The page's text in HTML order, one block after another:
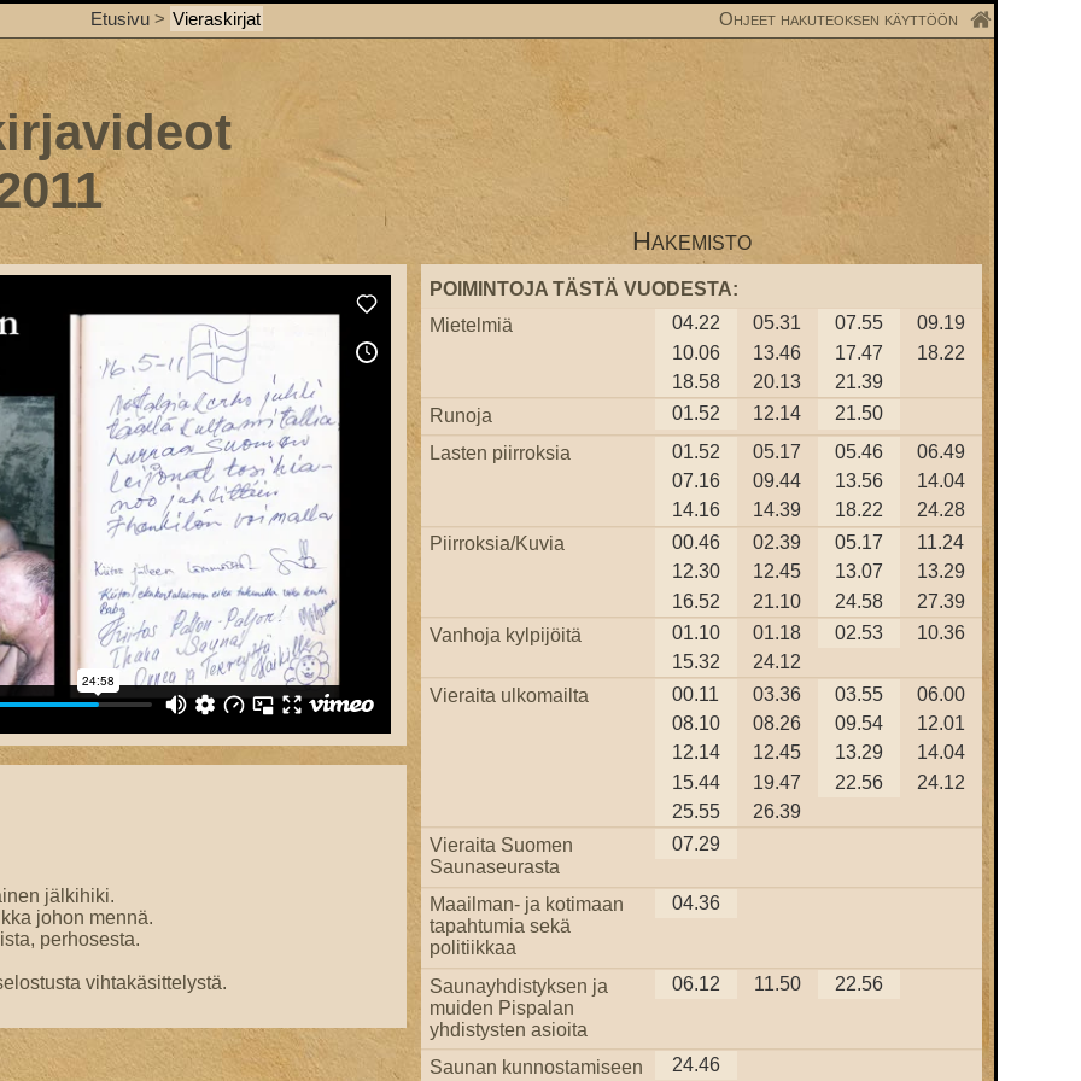
Etusivu > Vieraskirjat Ohjeet hakuteoksen käyttöön
Hakemisto
jälkihiki.
johon mennä.
perhosesta.
vihtakäsittelystä.
POIMINTOJA TÄSTÄ VUODESTA:
Mietelmiä
04.22 05.31 07.55
09.19
10.06
13.46 17.47
18.22
18.58
20.13
21.39
Runoja
01.52 12.14
21.50
Lasten piirroksia
01.52 05.17 05.46
06.49
07.16
09.44 13.56
14.04
14.16
14.39 18.22
24.28
Piirroksia/Kuvia
00.46 02.39 05.17
11.24
12.30
12.45 13.07
13.29
16.52
21.10 24.58
27.39
Vanhoja kylpijöitä
01.10 01.18 02.53
10.36
15.32
24.12
Vieraita ulkomailta
00.11 03.36 03.55
06.00
08.10
08.26 09.54
12.01
12.14
12.45 13.29
14.04
15.44
19.47 22.56
24.12
25.55
26.39
Vieraita Suomen
Saunaseurasta
07.29
Maailman- ja kotimaan
tapahtumia sekä
politiikkaa
04.36
Saunayhdistyksen ja
muiden Pispalan
yhdistysten asioita
06.12 11.50 22.56
Saunan kunnostamiseen
24.46